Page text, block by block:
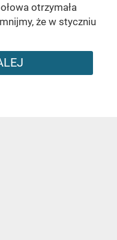
otrzymała
że w styczniu